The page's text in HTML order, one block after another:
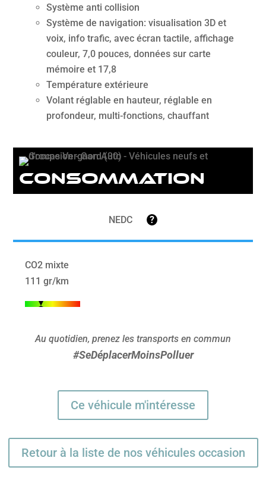
Système anti collision
Système de navigation: visualisation 3D et
voix, info trafic, avec écran tactile, affichage
couleur, 7,0 pouces, données sur carte
mémoire et 17,8
Température extérieure
Volant réglable en hauteur, réglable en
profondeur, multi-fonctions, chauffant
Consommation
NEDC ?
CO2 mixte
111 gr/km
Au quotidien, prenez les transports en commun
#SeDéplacerMoinsPolluer
Ce véhicule m'intéresse
Retour à la liste de nos véhicules occasion